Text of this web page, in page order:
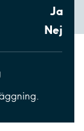
Ja
Nej